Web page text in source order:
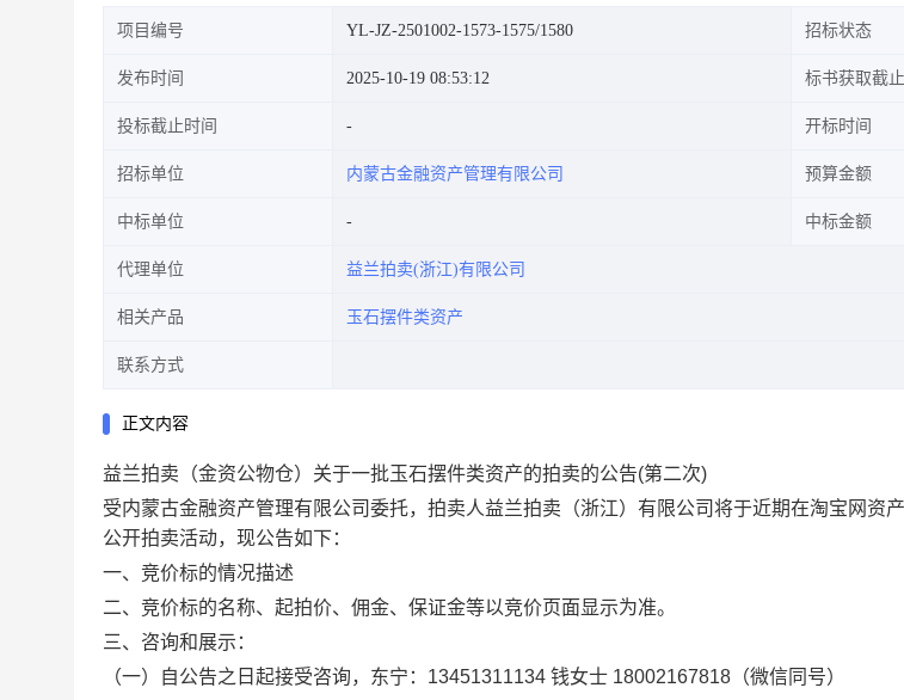
项目编号 YL-JZ-2501002-1573-1575/1580 招标状态
发布时间 2025-10-19 08:53:12 标书获取截
投标截止时间 开标时间
招标单位 内蒙古金融资产管理有限公司 预算金额
中标单位 中标金额
代理单位 益兰拍卖(浙江)有限公司
相关产品 玉石摆件类资产
联系方式
正文内容
益兰拍卖（金资公物仓）关于一批玉石摆件类资产的拍卖的公告(第二次)
受内蒙古金融资产管理有限公司委托，拍卖人益兰拍卖（浙江）有限公司将于近期在淘宝网资
公开拍卖活动，现公告如下：
一、竞价标的情况描述
二、竞价标的名称、起拍价、佣金、保证金等以竞价页面显示为准。
三、咨询和展示：
（一）自公告之日起接受咨询，东宁：13451311134 钱女士 18002167818（微信同号）